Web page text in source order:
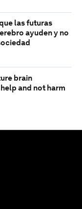
las futuras
ayuden y no
brain
and not harm